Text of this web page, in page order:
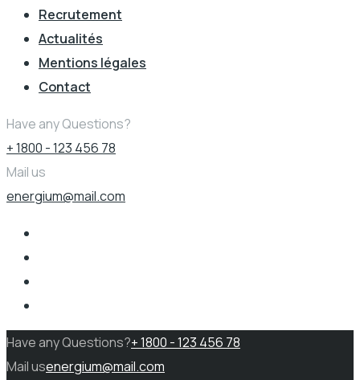
Recrutement
Actualités
Mentions légales
Contact
Have any Questions?
+ 1800 - 123 456 78
Mail us
energium@mail.com
Have any Questions?+ 1800 - 123 456 78
Mail usenergium@mail.com